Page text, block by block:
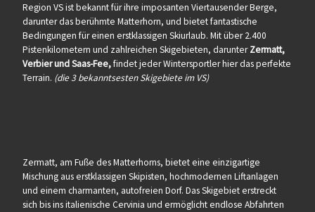
Region VS ist bekannt für ihre imposanten Viertausender Berge,
darunter das berühmte Matterhorn, und bietet fantastische
Bedingungen für einen erstklassigen Skiurlaub. Mit über 2.400
Pistenkilometern und zahlreichen Skigebieten, darunterZermatt,
Verbier und Saas-Fee,findet jeder Wintersportler hier das perfekte
Terrain. (die 3 bekanntsesten Skigebiete im VS)
Zermatt, am Fuße des Matterhorns, bietet eine einzigartige
Mischung aus erstklassigen Skipisten, hochmodernen Liftanlagen
und einem charmanten, autofreien Dorf. Das Skigebiet erstreckt
sich bis ins italienische Cervinia und ermöglicht endlose Abfahrten